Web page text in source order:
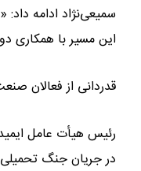
سمیعی‌نژاد ادامه
این مسیر با
قدردانی از فعالان
رئیس هیأت عامل
در جریان جنگ